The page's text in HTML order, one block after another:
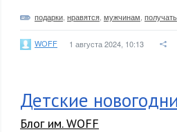
подарки нравятся мужчинам получать
WOFF 1 августа 2024, 10:13
Детские
Блог им. WOFF